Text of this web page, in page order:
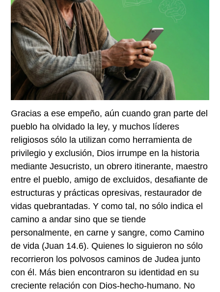
Gracias a ese empeño, aún cuando gran parte del
pueblo ha olvidado la ley, y muchos líderes
religiosos sólo la utilizan como herramienta de
privilegio y exclusión, Dios irrumpe en la historia
mediante Jesucristo, un obrero itinerante, maestro
entre el pueblo, amigo de excluidos, desafiante de
estructuras y prácticas opresivas, restaurador de
vidas quebrantadas. Y como tal, no sólo indica el
camino a andar sino que se tiende
personalmente, en carne y sangre, como Camino
de vida (Juan 14.6). Quienes lo siguieron no sólo
recorrieron los polvosos caminos de Judea junto
con él. Más bien encontraron su identidad en su
creciente relación con Dios-hecho-humano. No